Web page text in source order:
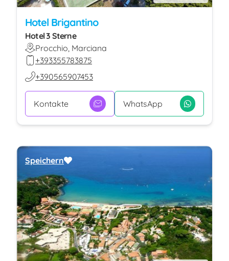
Hotel Brigantino
Hotel 3 Sterne
Procchio, Marciana
+393355783875
+390565907453
Kontakte WhatsApp
Speichern